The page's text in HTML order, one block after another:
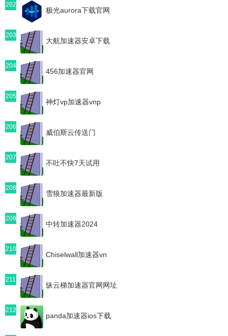
202
极光aurora下载官网
203
大航加速器安卓下载
204
456加速器官网
205
神灯vp加速器vnp
206
威伯斯云传送门
207
不吐不快7天试用
208
雪狼加速器最新版
209
中转加速器2024
210
Chiselwall加速器vn
211
纵云梯加速器官网网址
212
panda加速器ios下载